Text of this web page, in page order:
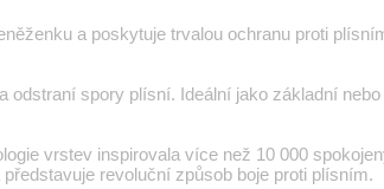
a poskytuje trvalou ochranu proti
spory plísní. Ideální jako základní
vrstev inspirovala více než 10 000
revoluční způsob boje proti plísním.